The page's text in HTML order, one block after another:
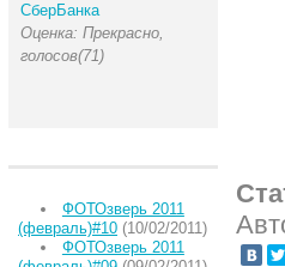
СберБанка
Оценка: Прекрасно,
голосов(71)
ФОТОзверь 2011
(февраль)#10 (10/02/2011)
ФОТОзверь 2011